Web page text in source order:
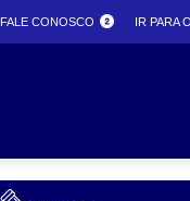
FALE CONOSCO IR PARA